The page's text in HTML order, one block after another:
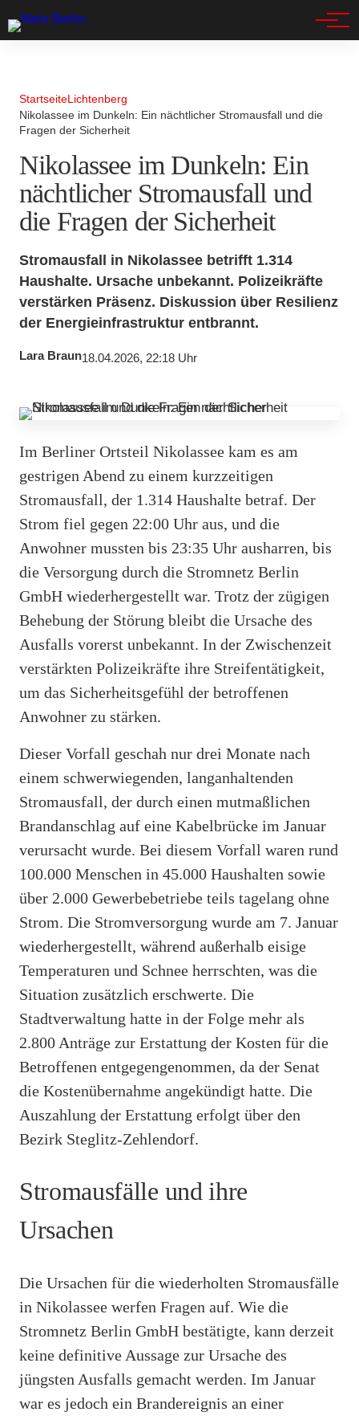
StartseiteLichtenberg
Nikolassee im Dunkeln: Ein nächtlicher Stromausfall und die
Fragen der Sicherheit
Nikolassee im Dunkeln: Ein
nächtlicher Stromausfall und
die Fragen der Sicherheit
Stromausfall in Nikolassee betrifft 1.314
Haushalte. Ursache unbekannt. Polizeikräfte
verstärken Präsenz. Diskussion über Resilienz
der Energieinfrastruktur entbrannt.
Lara Braun18.04.2026, 22:18 Uhr
Im Berliner Ortsteil Nikolassee kam es am
gestrigen Abend zu einem kurzzeitigen
Stromausfall, der 1.314 Haushalte betraf. Der
Strom fiel gegen 22:00 Uhr aus, und die
Anwohner mussten bis 23:35 Uhr ausharren, bis
die Versorgung durch die Stromnetz Berlin
GmbH wiederhergestellt war. Trotz der zügigen
Behebung der Störung bleibt die Ursache des
Ausfalls vorerst unbekannt. In der Zwischenzeit
verstärkten Polizeikräfte ihre Streifentätigkeit,
um das Sicherheitsgefühl der betroffenen
Anwohner zu stärken.
Dieser Vorfall geschah nur drei Monate nach
einem schwerwiegenden, langanhaltenden
Stromausfall, der durch einen mutmaßlichen
Brandanschlag auf eine Kabelbrücke im Januar
verursacht wurde. Bei diesem Vorfall waren rund
100.000 Menschen in 45.000 Haushalten sowie
über 2.000 Gewerbebetriebe teils tagelang ohne
Strom. Die Stromversorgung wurde am 7. Januar
wiederhergestellt, während außerhalb eisige
Temperaturen und Schnee herrschten, was die
Situation zusätzlich erschwerte. Die
Stadtverwaltung hatte in der Folge mehr als
2.800 Anträge zur Erstattung der Kosten für die
Betroffenen entgegengenommen, da der Senat
die Kostenübernahme angekündigt hatte. Die
Auszahlung der Erstattung erfolgt über den
Bezirk Steglitz-Zehlendorf.
Stromausfälle und ihre
Ursachen
Die Ursachen für die wiederholten Stromausfälle
in Nikolassee werfen Fragen auf. Wie die
Stromnetz Berlin GmbH bestätigte, kann derzeit
keine definitive Aussage zur Ursache des
jüngsten Ausfalls gemacht werden. Im Januar
war es jedoch ein Brandereignis an einer